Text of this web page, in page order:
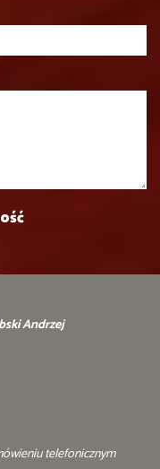
Andrzej
telefonicznym